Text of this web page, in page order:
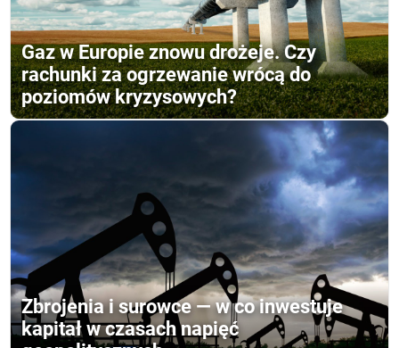
Gaz w Europie znowu drożeje. Czy
rachunki za ogrzewanie wrócą do
poziomów kryzysowych?
Zbrojenia i surowce — w co inwestuje
kapitał w czasach napięć